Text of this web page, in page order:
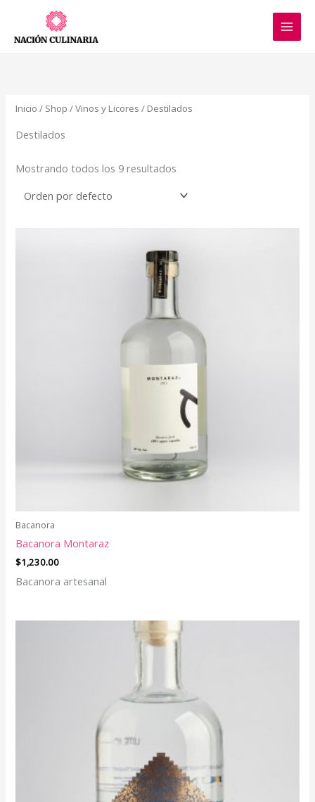
contenido
Inicio / Shop /Vinos y Licores / Destilados
Destilados
Mostrando todos los 9 resultados
Bacanora
Bacanora Montaraz
$1,230.00
Bacanora artesanal